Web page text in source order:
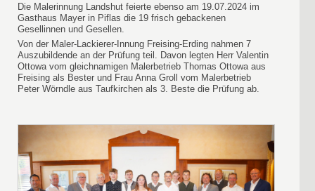
Die Malerinnung Landshut feierte ebenso am 19.07.2024 im
Gasthaus Mayer in Piflas die 19 frisch gebackenen
Gesellinnen und Gesellen.
Von der Maler-Lackierer-Innung Freising-Erding nahmen 7
Auszubildende an der Prüfung teil. Davon legten Herr Valentin
Ottowa vom gleichnamigen Malerbetrieb Thomas Ottowa aus
Freising als Bester und Frau Anna Groll vom Malerbetrieb
Peter Wörndle aus Taufkirchen als 3. Beste die Prüfung ab.